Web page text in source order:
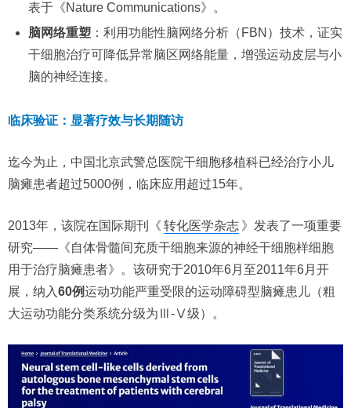
表于《Nature Communications》。
脑网络重塑：利用功能性脑网络分析（FBN）技术，证实
干细胞治疗可降低异常脑区网络能量，增强运动皮层与小
脑的神经连接。
临床验证：显著疗效与长期随访
迄今为止，中国北京武警总医院干细胞移植科已经治疗小儿
脑瘫患者超过5000例，临床应用超过15年。
2013年，该院在国际期刊《 转化医学杂志 》发表了一项重要
研究——《自体骨髓间充质干细胞来源的神经干细胞样细胞
用于治疗脑瘫患者》。该研究于2010年6月至2011年6月开
展，纳入60例运动功能严重受限的运动障碍型脑瘫患儿（粗
大运动功能分类系统分级为Ⅲ-Ⅴ级）。